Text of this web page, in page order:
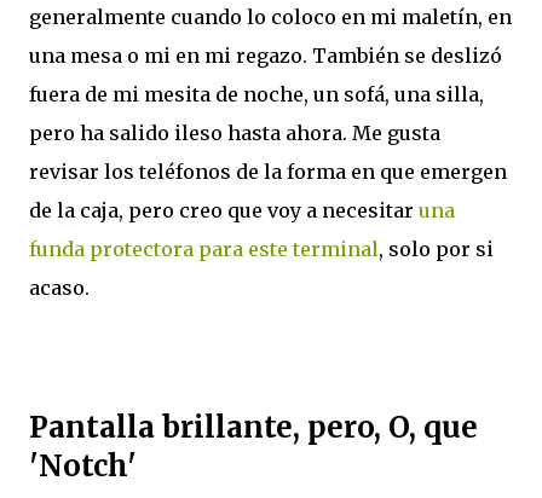
generalmente cuando lo coloco en mi maletín, en
una mesa o mi en mi regazo. También se deslizó
fuera de mi mesita de noche, un sofá, una silla,
pero ha salido ileso hasta ahora. Me gusta
revisar los teléfonos de la forma en que emergen
de la caja, pero creo que voy a necesitar una
funda protectora para este terminal, solo por si
acaso.
Pantalla brillante, pero, O, que
'Notch'